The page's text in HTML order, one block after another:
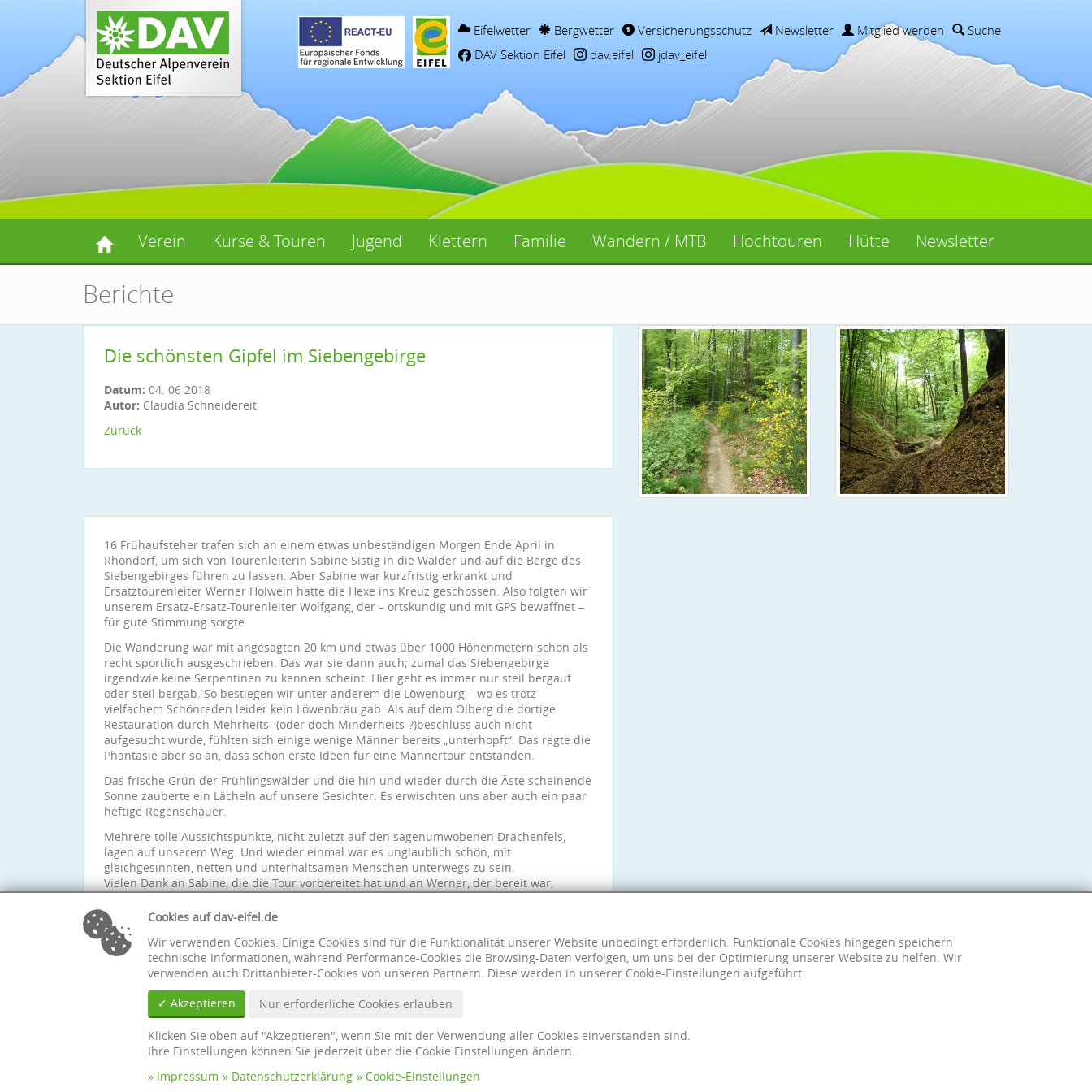
Eifelwetter Bergwetter Versicherungsschutz Newsletter Mitglied werden
Suche
DAV Sektion Eifel
dav.eifel jdav_eifel
Verein Kurse & Touren Jugend Klettern Familie Wandern / MTB Hochtouren Hütte Newsletter
Berichte
Die schönsten Gipfel im Siebengebirge
Datum: 04. 06 2018
Autor: Claudia Schneidereit
Zurück
16 Frühaufsteher trafen sich an einem etwas unbeständigen Morgen Ende April in
Rhöndorf, um sich von Tourenleiterin Sabine Sistig in die Wälder und auf die Berge des
Siebengebirges führen zu lassen. Aber Sabine war kurzfristig erkrankt und
Ersatztourenleiter Werner Holwein hatte die Hexe ins Kreuz geschossen. Also folgten wir
unserem Ersatz-Ersatz-Tourenleiter Wolfgang, der – ortskundig und mit GPS bewaffnet –
für gute Stimmung sorgte.
Die Wanderung war mit angesagten 20 km und etwas über 1000 Höhenmetern schon als
recht sportlich ausgeschrieben. Das war sie dann auch; zumal das Siebengebirge
irgendwie keine Serpentinen zu kennen scheint. Hier geht es immer nur steil bergauf
oder steil bergab. So bestiegen wir unter anderem die Löwenburg – wo es trotz
vielfachem Schönreden leider kein Löwenbräu gab. Als auf dem Ölberg die dortige
Restauration durch Mehrheits- (oder doch Minderheits-?)beschluss auch nicht
aufgesucht wurde, fühlten sich einige wenige Männer bereits „unterhopft“. Das regte die
Phantasie aber so an, dass schon erste Ideen für eine Männertour entstanden.
Das frische Grün der Frühlingswälder und die hin und wieder durch die Äste scheinende
Sonne zauberte ein Lächeln auf unsere Gesichter. Es erwischten uns aber auch ein paar
heftige Regenschauer.
Mehrere tolle Aussichtspunkte, nicht zuletzt auf den sagenumwobenen Drachenfels,
lagen auf unserem Weg. Und wieder einmal war es unglaublich schön, mit
gleichgesinnten, netten und unterhaltsamen Menschen unterwegs zu sein.
Vielen Dank an Sabine, die die Tour vorbereitet hat und an Werner, der bereit war,
kurzfristig für sie einzuspringen, auch wenn es dann doch nicht ging. Und merci an
Wolfgang, der mit viel Elan und Humor die Wanderung letztendlich geführt hat.
Cookies auf dav-eifel.de
Wir verwenden Cookies. Einige Cookies sind für die Funktionalität unserer Website unbedingt erforderlich. Funktionale Cookies hingegen speichern
technische Informationen, während Performance-Cookies die Browsing-Daten verfolgen, um uns bei der Optimierung unserer Website zu helfen. Wir
verwenden auch Drittanbieter-Cookies von unseren Partnern. Diese werden in unserer Cookie-Einstellungen aufgeführt.
✓ Akzeptieren
Nur erforderliche Cookies erlauben
Klicken Sie oben auf "Akzeptieren", wenn Sie mit der Verwendung aller Cookies einverstanden sind.
Ihre Einstellungen können Sie jederzeit über die Cookie Einstellungen ändern.
Impressum
Datenschutzerklärung Cookie-Einstellungen